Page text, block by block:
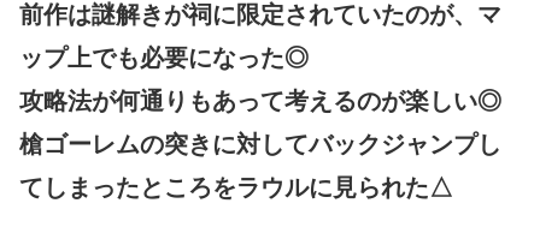
前作は謎解きが祠に限定されていたのが、マ
ップ上でも必要になった◎
攻略法が何通りもあって考えるのが楽しい◎
槍ゴーレムの突きに対してバックジャンプし
てしまったところをラウルに見られた△